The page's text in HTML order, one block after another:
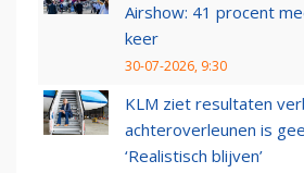
Airshow: 41 procent
keer
30-07-2026, 9:30
KLM ziet resultaten
achteroverleunen is
‘Realistisch blijven’